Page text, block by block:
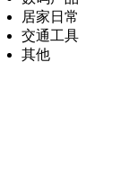
居家日常
交通工具
其他